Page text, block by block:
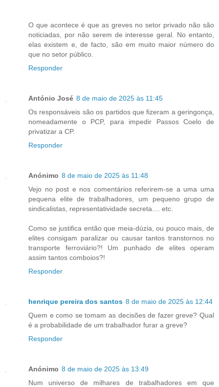
O que acontece é que as greves no setor privado não são
noticiadas, por não serem de interesse geral. No entanto,
elas existem e, de facto, são em muito maior número do
que no setor público.
Responder
António José 8 de maio de 2025 às 11:45
Os responsáveis são os partidos que fizeram a geringonça,
nomeadamente o PCP, para impedir Passos Coelo de
privatizar a CP.
Responder
Anónimo 8 de maio de 2025 às 11:48
Vejo no post e nos comentários referirem-se a uma uma
pequena elite de trabalhadores, um pequeno grupo de
sindicalistas, representatividade secreta.... etc.
Como se justifica então que meia-dúzia, ou pouco mais, de
elites consigam paralizar ou causar tantos transtornos no
transporte ferroviário?! Um punhado de elites operam
assim tantos comboios?!
Responder
henrique pereira dos santos 8 de maio de 2025 às 12:44
Quem e como se tomam as decisões de fazer greve? Qual
é a probabilidade de um trabalhador furar a greve?
Responder
Anónimo 8 de maio de 2025 às 13:49
Num universo de milhares de trabalhadores em que